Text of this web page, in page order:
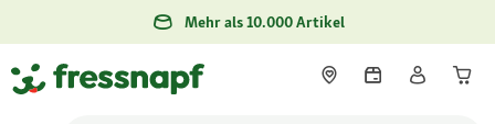
Mehr als 10.000 Artikel